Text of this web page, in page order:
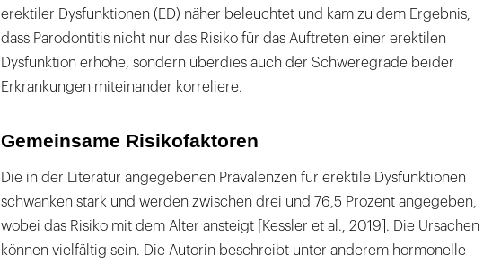
erektiler Dysfunktionen (ED) näher beleuchtet und kam zu dem Ergebnis,
dass Parodontitis nicht nur das Risiko für das Auftreten einer erektilen
Dysfunktion erhöhe, sondern überdies auch der Schweregrade beider
Erkrankungen miteinander korreliere.
Gemeinsame Risikofaktoren
Die in der Literatur angegebenen Prävalenzen für erektile Dysfunktionen
schwanken stark und werden zwischen drei und 76,5 Prozent angegeben,
wobei das Risiko mit dem Alter ansteigt [Kessler et al., 2019]. Die Ursachen
können vielfältig sein. Die Autorin beschreibt unter anderem hormonelle